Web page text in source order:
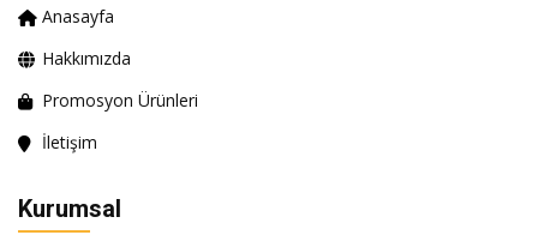
Anasayfa
Hakkımızda
Promosyon Ürünleri
İletişim
Kurumsal